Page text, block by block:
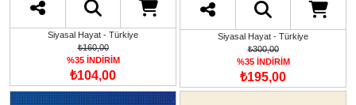
Siyasal Hayat - Türkiye
₺160,00
%35 İNDİRİM
₺104,00
Siyasal Hayat - Türkiye
₺300,00
%35 İNDİRİM
₺195,00